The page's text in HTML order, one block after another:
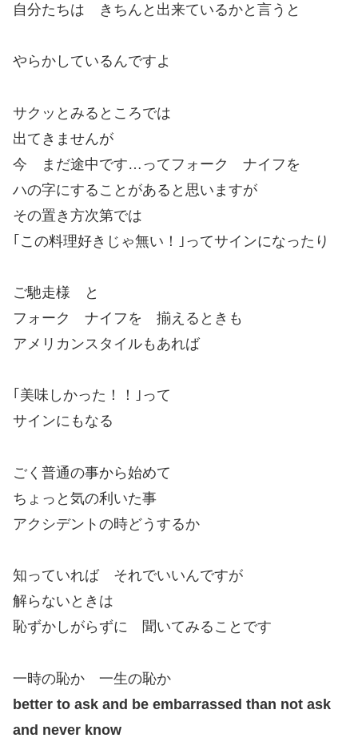
自分たちは きちんと出来ているかと言うと
やらかしているんですよ
サクッとみるところでは
出てきませんが
今 まだ途中です…ってフォーク ナイフを
ハの字にすることがあると思いますが
その置き方次第では
｢この料理好きじゃ無い！｣ってサインになったり
ご馳走様 と
フォーク ナイフを 揃えるときも
アメリカンスタイルもあれば
｢美味しかった！！｣って
サインにもなる
ごく普通の事から始めて
ちょっと気の利いた事
アクシデントの時どうするか
知っていれば それでいいんですが
解らないときは
恥ずかしがらずに 聞いてみることです
一時の恥か 一生の恥か
better to ask and be embarrassed than not ask
and never know